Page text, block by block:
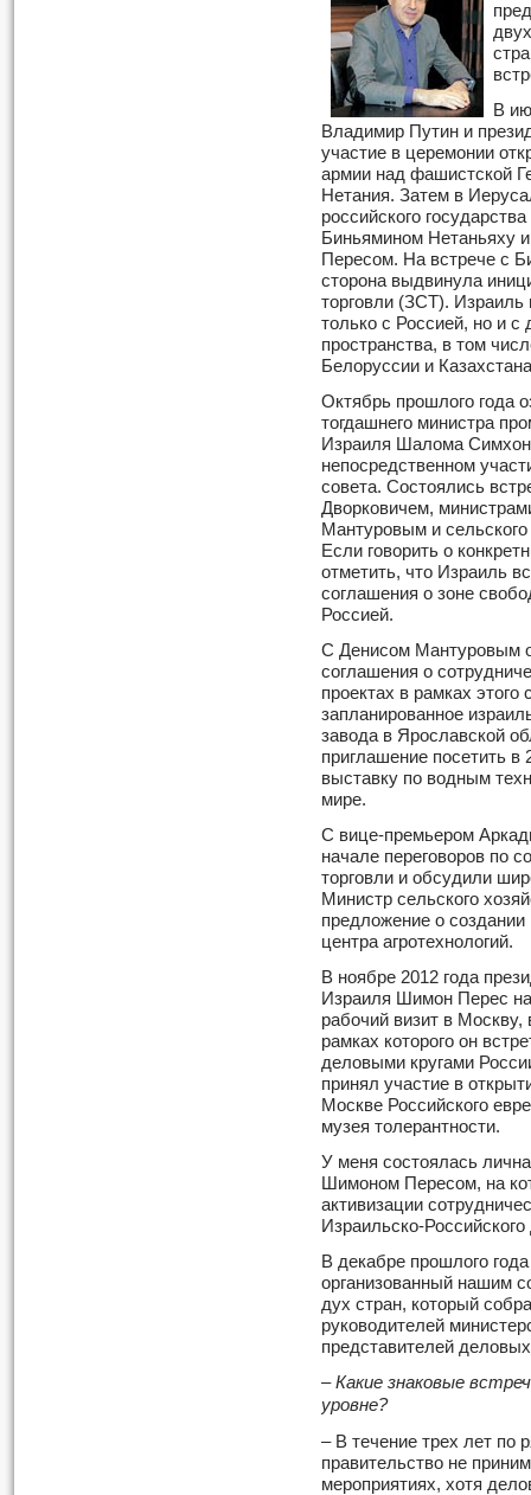
В
Владимир Путин и
участие в церемонии
армии над фашистской
Нетания. Затем в
российского
Биньямином Нетаньяху
Пересом. На встрече с
сторона выдвинула
торговли (ЗСТ). Израиль
только с Россией, но и с
пространства, в том
Белоруссии и
Октябрь прошлого года
тогдашнего министра
Израиля Шалома
непосредственном
совета. Состоялись
Дворковичем,
Мантуровым и
Если говорить о
отметить, что Израиль
соглашения о зоне
Россией.
С Денисом Мантуровым
соглашения о
проектах в рамках
запланированное
завода в Ярославской
приглашение посетить в
выставку по водным
мире.
С вице-премьером
начале переговоров по
торговли и обсудили
Министр сельского
предложение о создании
центра агротехнологий.
В ноябре 2012 года
Израиля Шимон Перес
рабочий визит в Москву,
рамках которого он
деловыми кругами
принял участие в
Москве Российского
музея толерантности.
У меня состоялась
Шимоном Пересом, на
активизации
Израильско-
В декабре прошлого
организованный нашим
дух стран, который
руководителей
представителей деловых
– Какие знаковые
уровне?
– В течение трех лет по
правительство не
мероприятиях, хотя